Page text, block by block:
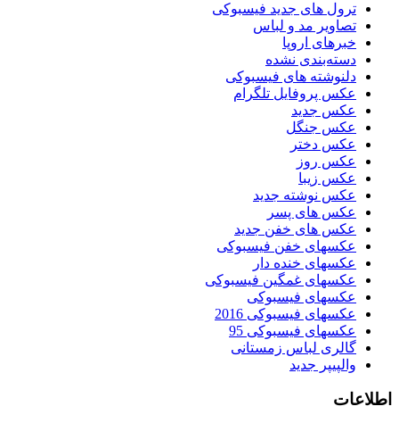
ترول های جدید فیسبوکی
تصاویر مد و لباس
خبرهای اروپا
دسته‌بندی نشده
دلنوشته های فیسبوکی
عکس پروفایل تلگرام
عکس جدید
عکس جنگل
عکس دختر
عکس روز
عکس زیبا
عکس نوشته جدید
عکس های پسر
عکس های خفن جدید
عکسهای خفن فیسبوکی
عکسهای خنده دار
عکسهای غمگین فیسبوکی
عکسهای فیسبوکی
عکسهای فیسبوکی 2016
عکسهای فیسبوکی 95
گالری لباس زمستانی
والپیپر جدید
اطلاعات